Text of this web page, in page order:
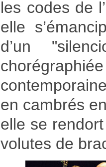
les codes de
elle
d’un
en cambrés
elle se
volutes de